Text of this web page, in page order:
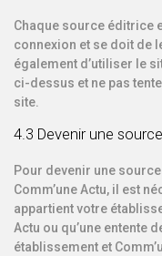
Chaque source éditrice
connexion et se doit de
également d’utiliser le
ci-dessus et ne pas
site.
4.3 Devenir une
Pour devenir une
Comm’une Actu, il est
appartient votre
Actu ou qu’une entente
établissement et